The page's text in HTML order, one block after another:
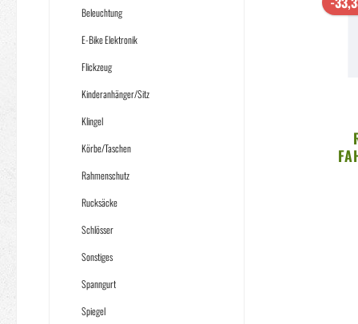
Beleuchtung
E-Bike Elektronik
Flickzeug
Kinderanhänger/Sitz
Klingel
Körbe/Taschen
Rahmenschutz
Rucksäcke
Schlösser
Sonstiges
Spanngurt
Spiegel